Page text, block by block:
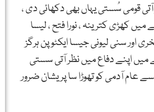
قومی سُستی یہاں بھی دکھائی دی ،
کھڑی کترینہ ، نورا فتح ، لیسا
اور سنی لیونی جیسا ایکٹو پن ہرگز
میں اپنے دفاع میں نظر آتی سستی
عام آدمی کو تھوڑا سا پریشان ضرور